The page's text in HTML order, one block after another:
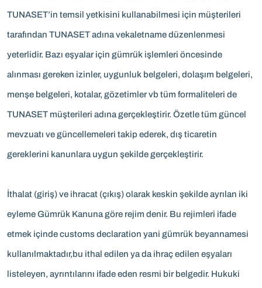
TUNASET’in temsil yetkisini kullanabilmesi için müşterileri
tarafından TUNASET adına vekaletname düzenlenmesi
yeterlidir. Bazı eşyalar için gümrük işlemleri öncesinde
alınması gereken izinler, uygunluk belgeleri, dolaşım belgeleri,
menşe belgeleri, kotalar, gözetimler vb tüm formaliteleri de
TUNASET müşterileri adına gerçekleştirir. Özetle tüm güncel
mevzuatı ve güncellemeleri takip ederek, dış ticaretin
gereklerini kanunlara uygun şekilde gerçekleştirir.
İthalat (giriş) ve ihracat (çıkış) olarak keskin şekilde ayrılan iki
eyleme Gümrük Kanuna göre rejim denir. Bu rejimleri ifade
etmek içinde customs declaration yani gümrük beyannamesi
kullanılmaktadır,bu ithal edilen ya da ihraç edilen eşyaları
listeleyen, ayrıntılarını ifade eden resmi bir belgedir. Hukuki